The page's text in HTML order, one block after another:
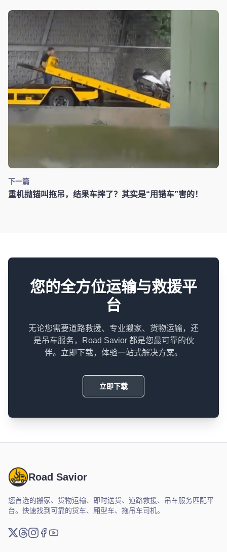
下一篇
重机抛锚叫拖吊，结果车摔了？其实是“用错车”害的！
您的全方位运输与救援平
台
无论您需要道路救援、专业搬家、货物运输，还
是吊车服务，Road Savior 都是您最可靠的伙
伴。立即下载，体验一站式解决方案。
立即下载
Road Savior
您首选的搬家、货物运输、即时送货、道路救援、吊车服务匹配平
台。快速找到可靠的货车、厢型车、拖吊车司机。